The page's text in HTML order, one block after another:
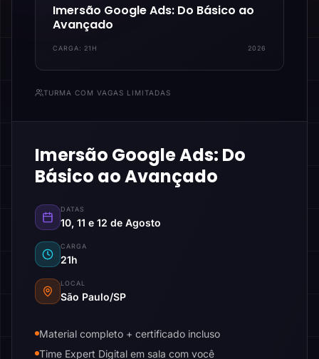
Imersão Google Ads: Do Básico ao
Avançado
CARGA: 21H 2026
TURMA COM VAGAS LIMITADAS
Imersão Google Ads: Do
Básico ao Avançado
DATAS
10, 11 e 12 de Agosto
CARGA
21h
LOCAL
São Paulo/SP
Material completo + certificado incluso
Time Expert Digital em sala com você